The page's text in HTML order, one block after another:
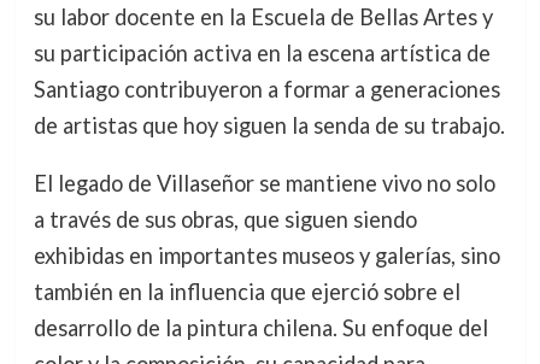
su labor docente en la Escuela de Bellas Artes y
su participación activa en la escena artística de
Santiago contribuyeron a formar a generaciones
de artistas que hoy siguen la senda de su trabajo.
El legado de Villaseñor se mantiene vivo no solo
a través de sus obras, que siguen siendo
exhibidas en importantes museos y galerías, sino
también en la influencia que ejerció sobre el
desarrollo de la pintura chilena. Su enfoque del